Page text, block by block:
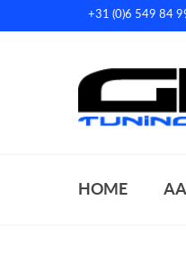
+31 (0)6 549 84
HOME